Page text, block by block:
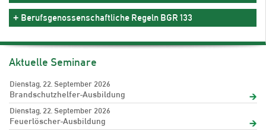
Berufsgenossenschaftliche Regeln BGR 133
Aktuelle Seminare
Dienstag, 22. September 2026
Brandschutzhelfer-Ausbildung
Dienstag, 22. September 2026
Feuerlöscher-Ausbildung